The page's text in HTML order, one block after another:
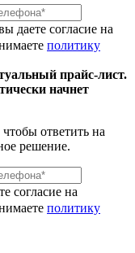
даете согласие на
политику
прайс-лист.
начнет
ответить на
решение.
согласие на
политику